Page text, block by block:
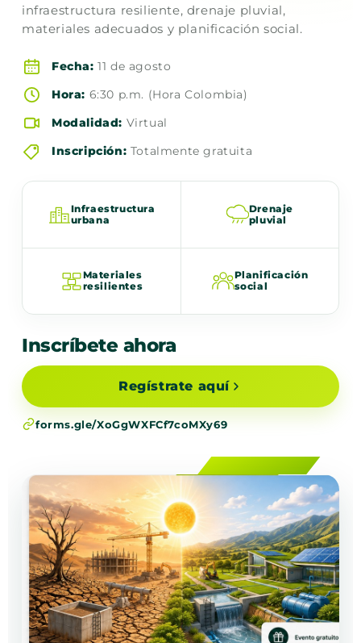
infraestructura resiliente, drenaje pluvial,
materiales adecuados y planificación social.
Fecha: 11 de agosto
Hora: 6:30 p.m. (Hora Colombia)
Modalidad: Virtual
Inscripción: Totalmente gratuita
Infraestructura
urbana
Drenaje
pluvial
Materiales
resilientes
Planificación
social
Inscríbete ahora
Regístrate aquí
forms.gle/XoGgWXFCf7coMXy69